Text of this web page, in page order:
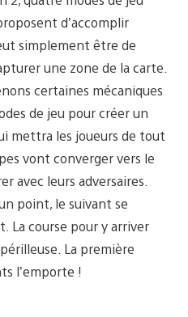
d’accomplir
simplement être de
une zone de la carte.
certaines mécaniques
de jeu pour créer un
mettra les joueurs de tout
vont converger vers le
avec leurs adversaires.
point, le suivant se
La course pour y arriver
La première
l’emporte !